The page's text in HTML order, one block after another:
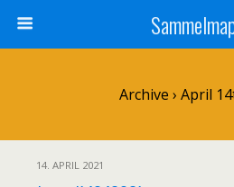
Archive › April
14. APRIL 2021